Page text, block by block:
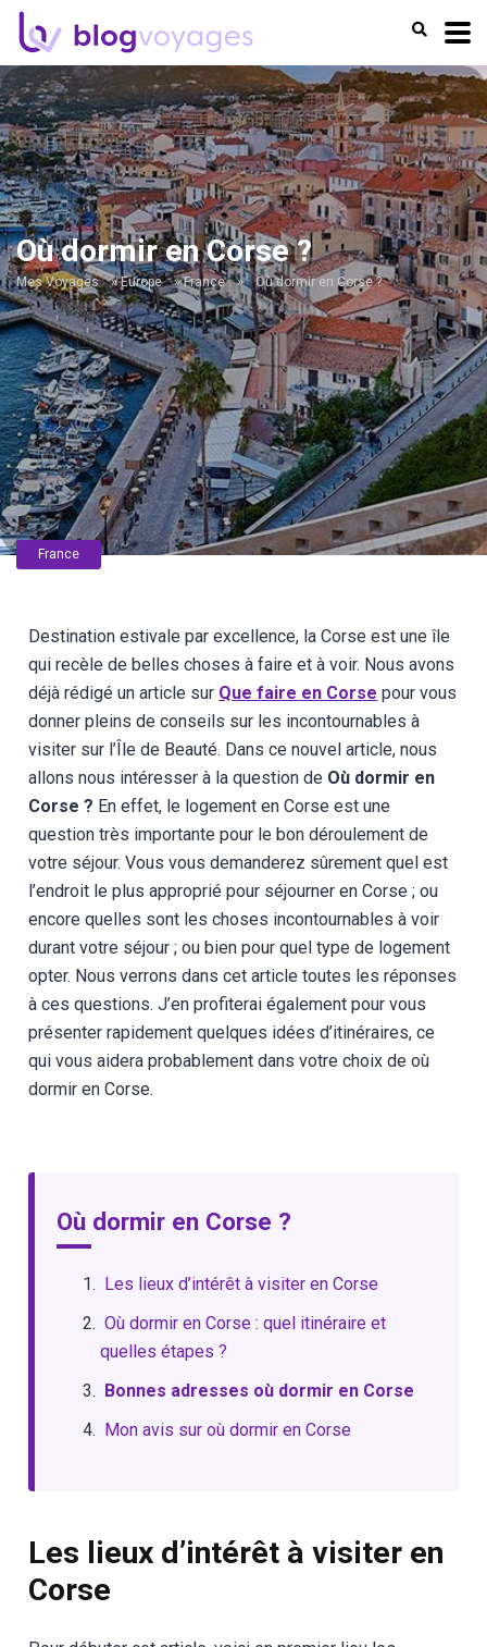
Où dormir en Corse ?
Mes Voyages »Europe »France » Où dormir en Corse ?
France
Destination estivale par excellence, la Corse est une île
qui recèle de belles choses à faire et à voir. Nous avons
déjà rédigé un article sur Que faire en Corse pour vous
donner pleins de conseils sur les incontournables à
visiter sur l’Île de Beauté. Dans ce nouvel article, nous
allons nous intéresser à la question de Où dormir en
Corse ? En effet, le logement en Corse est une
question très importante pour le bon déroulement de
votre séjour. Vous vous demanderez sûrement quel est
l’endroit le plus approprié pour séjourner en Corse ; ou
encore quelles sont les choses incontournables à voir
durant votre séjour ; ou bien pour quel type de logement
opter. Nous verrons dans cet article toutes les réponses
à ces questions. J’en profiterai également pour vous
présenter rapidement quelques idées d’itinéraires, ce
qui vous aidera probablement dans votre choix de où
dormir en Corse.
Où dormir en Corse ?
Les lieux d’intérêt à visiter en Corse
Où dormir en Corse : quel itinéraire et
quelles étapes ?
Bonnes adresses où dormir en Corse
Mon avis sur où dormir en Corse
Les lieux d’intérêt à visiter en
Corse